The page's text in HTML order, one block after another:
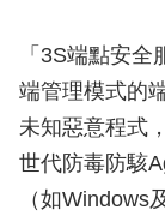
「3S端點安
端管理模式的
未知惡意程式
世代防毒防駭
（如Windows